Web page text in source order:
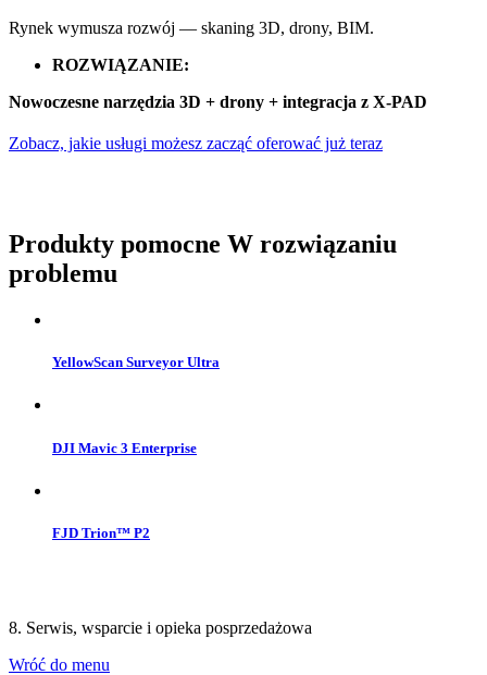
Rynek wymusza rozwój — skaning 3D, drony, BIM.
ROZWIĄZANIE:
Nowoczesne narzędzia 3D + drony + integracja z X-PAD
Zobacz, jakie usługi możesz zacząć oferować już teraz
Produkty pomocne W rozwiązaniu
problemu
YellowScan Surveyor Ultra
DJI Mavic 3 Enterprise
FJD Trion™ P2
8. Serwis, wsparcie i opieka posprzedażowa
Wróć do menu